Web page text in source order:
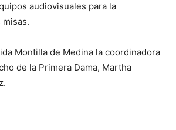
audiovisuales para la
Montilla de Medina la coordinadora
de la Primera Dama, Martha